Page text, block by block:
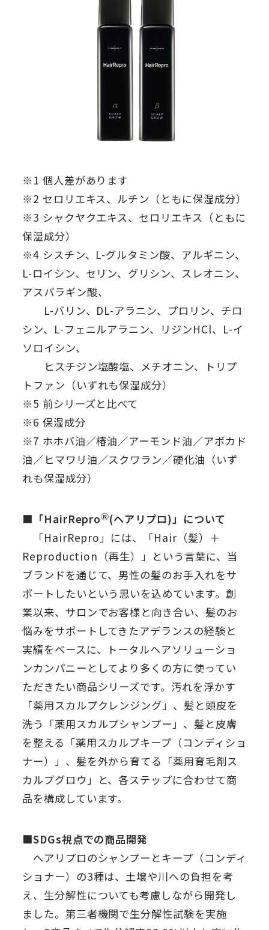
※1 個人差があります
※2 セロリエキス、ルチン（ともに保湿成分）
※3 シャクヤクエキス、セロリエキス（ともに
保湿成分）
※4 シスチン、L-グルタミン酸、アルギニン、
L-ロイシン、セリン、グリシン、スレオニン、
アスパラギン酸、
L-バリン、DL-アラニン、プロリン、チロ
シン、L-フェニルアラニン、リジンHCl、L-イ
ソロイシン、
ヒスチジン塩酸塩、メチオニン、トリプ
トファン（いずれも保湿成分）
※5 前シリーズと比べて
※6 保湿成分
※7 ホホバ油／椿油／アーモンド油／アボカド
油／ヒマワリ油／スクワラン／硬化油（いず
れも保湿成分）
■「HairReproⓇ(ヘアリプロ)」について
「HairRepro」には、「Hair（髪）＋
Reproduction（再生）」という言葉に、当
ブランドを通じて、男性の髪のお手入れをサ
ポートしたいという思いを込めています。創
業以来、サロンでお客様と向き合い、髪のお
悩みをサポートしてきたアデランスの経験と
実績をベースに、トータルヘアソリューショ
ンカンパニーとしてより多くの方に使ってい
ただきたい商品シリーズです。汚れを浮かす
「薬用スカルプクレンジング」、髪と頭皮を
洗う「薬用スカルプシャンプー」、髪と皮膚
を整える「薬用スカルプキープ（コンディショ
ナー）」、髪を外から育てる「薬用育毛剤ス
カルプグロウ」と、各ステップに合わせて商
品を構成しています。
■SDGs視点での商品開発
へアリプロのシャンプーとキープ（コンディ
ショナー）の3種は、土壌や川への負担を考
え、生分解性についても考慮しながら開発し
ました。第三者機関で生分解性試験を実施